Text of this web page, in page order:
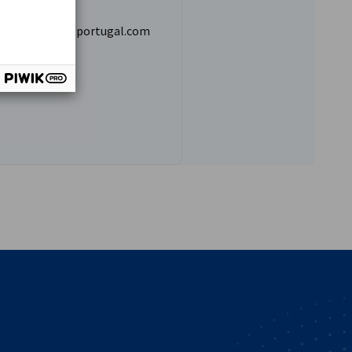
simoes@ccila-portugal.com